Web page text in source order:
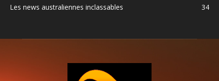
Les news australiennes inclassables
34